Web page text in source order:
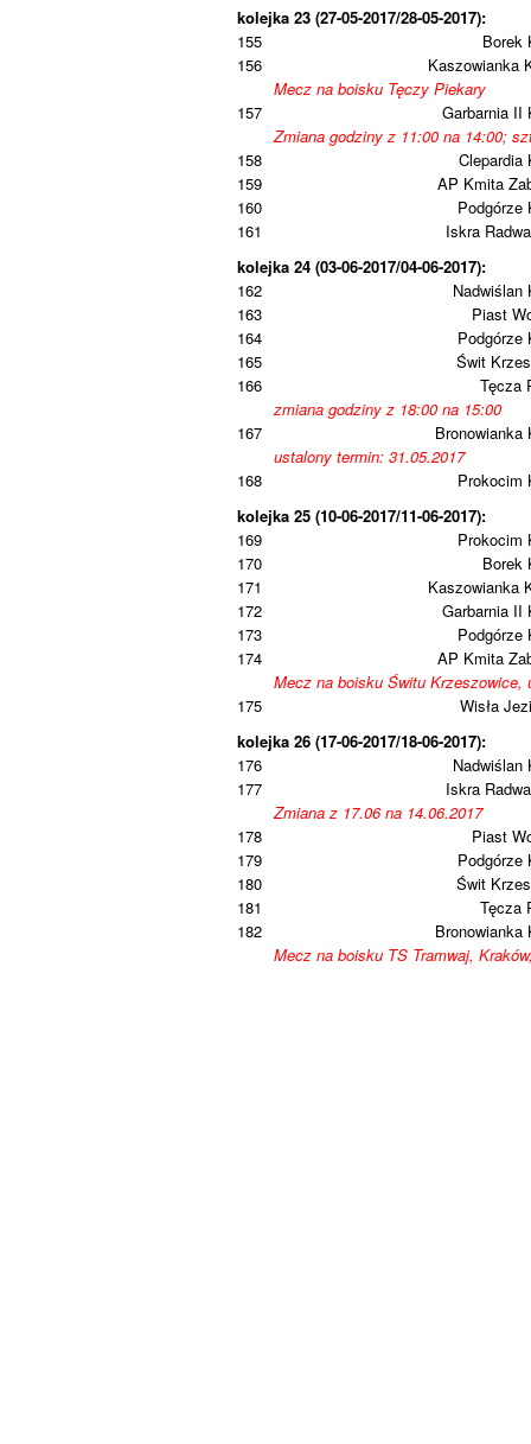
kolejka 23 (27-05-2017/28-05-2017):
155
Borek
156
Kaszowianka
Mecz na boisku Tęczy Piekary
157
Garbarnia II
Zmiana godziny z 11:00 na 14:00;
158
Clepardia
159
AP Kmita
160
Podgórze
161
Iskra
kolejka 24 (03-06-2017/04-06-2017):
162
Nadwiślan
163
Piast
164
Podgórze
165
Świt
166
Tęcza
zmiana godziny z 18:00 na 15:00
167
Bronowianka
ustalony termin: 31.05.2017
168
Prokocim
kolejka 25 (10-06-2017/11-06-2017):
169
Prokocim
170
Borek
171
Kaszowianka
172
Garbarnia II
173
Podgórze
174
AP Kmita
Mecz na boisku Świtu Krzeszowice,
175
Wisła
kolejka 26 (17-06-2017/18-06-2017):
176
Nadwiślan
177
Iskra
Zmiana z 17.06 na 14.06.2017
178
Piast
179
Podgórze
180
Świt
181
Tęcza
182
Bronowianka
Mecz na boisku TS Tramwaj,